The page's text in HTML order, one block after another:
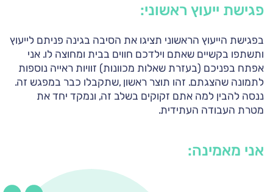
פגישת ייעוץ ראשוני:
בפגישת הייעוץ הראשוני תציגו את הסיבה בגינה פניתם לייעוץ
ותשתפו בקשיים שאתם וילדכם חווים בבית ומחוצה לו. אני
אפתח בפניכם (בעזרת שאלות מכוונות) זוויות ראייה נוספות
לתמונה שהצגתם. זהו תוצר ראשון ,שתקבלו כבר במפגש זה.
ננסה להבין למה אתם זקוקים בשלב זה, ונמקד יחד את
מטרת העבודה העתידית.
אני מאמינה: